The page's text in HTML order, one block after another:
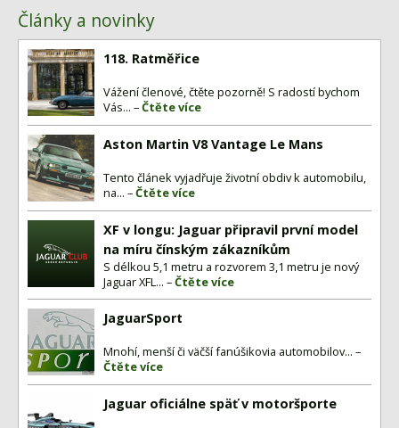
Články a novinky
118. Ratměřice
Vážení členové, čtěte pozorně! S radostí bychom
Vás... –Čtěte více
Aston Martin V8 Vantage Le Mans
Tento článek vyjadřuje životní obdiv k automobilu,
na... –Čtěte více
XF v longu: Jaguar připravil první model
na míru čínským zákazníkům
S délkou 5,1 metru a rozvorem 3,1 metru je nový
Jaguar XFL... –Čtěte více
JaguarSport
Mnohí, menší či väčší fanúšikovia automobilov... –
Čtěte více
Jaguar oficiálne späť v motoršporte